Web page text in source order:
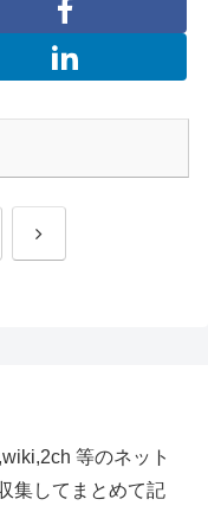
次
等のネット
集してまとめて記